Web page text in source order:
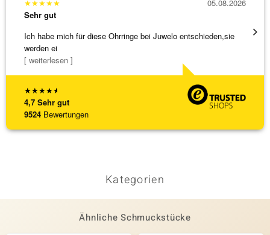
★★★★★
4,7 Sehr gut
9524 Bewertungen
★★★★★
Sehr gut
Ich habe mich für diese Ohrringe bei Juwelo entschieden,sie
werden ei
[ weiterlesen ]
05.08.2026
Kategorien
Ähnliche Schmuckstücke